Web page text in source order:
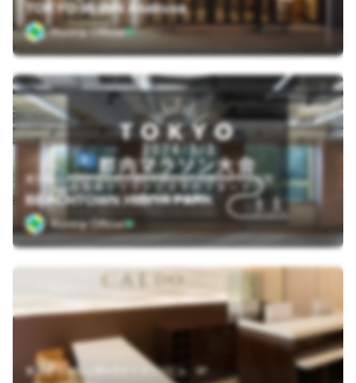
TOKYO-W-INN Asakusa
Runtrip Official
東京都 千代田区日比谷公園1-5 緑と水の市民カレッジ２階
BEACHTOWN HIBIYA PARK
Runtrip Official
東京都 台東区上野4-9-6 ナガフジビル 9F